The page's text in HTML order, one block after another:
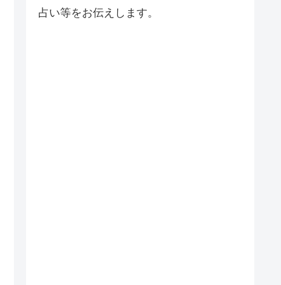
占い等をお伝えします。